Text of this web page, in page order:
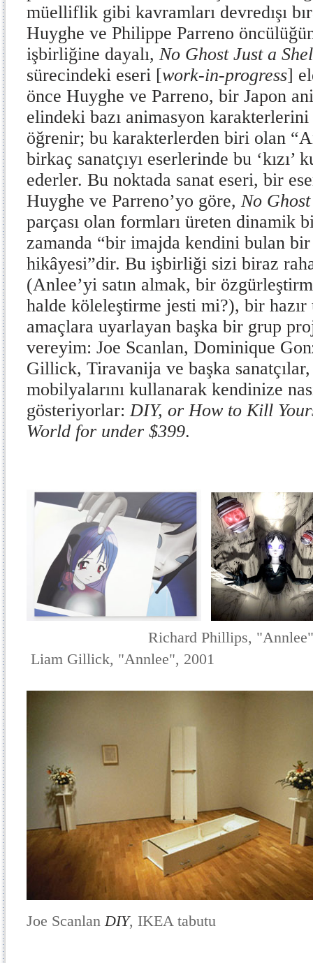
müelliflik gibi kavramları devredışı
Huyghe ve Philippe Parreno
işbirliğine dayalı, No Ghost Just a
sürecindeki eseri [work-in-progress]
önce Huyghe ve Parreno, bir Japon
elindeki bazı animasyon
öğrenir; bu karakterlerden biri olan
birkaç sanatçıyı eserlerinde bu ‘kızı’
ederler. Bu noktada sanat eseri, bir
Huyghe ve Parreno’yo göre, No
parçası olan formları üreten dinamik
zamanda “bir imajda kendini bulan
hikâyesi”dir. Bu işbirliği sizi biraz
(Anlee’yi satın almak, bir
halde köleleştirme jesti mi?), bir hazır
amaçlara uyarlayan başka bir grup
vereyim: Joe Scanlan, Dominique
Gillick, Tiravanija ve başka
mobilyalarını kullanarak kendinize
gösteriyorlar:DIY, or How to Kill
World for under $399.
Richard Phillips,
Liam Gillick, "Annlee", 2001
Joe Scanlan DIY, IKEA tabutu